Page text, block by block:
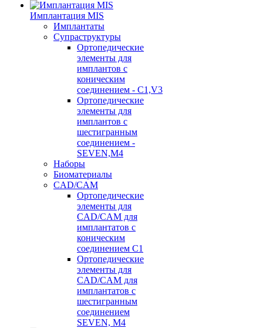
Имплантация MIS
Имплантаты
Супраструктуры
Ортопедические
элементы для
имплантов с
коническим
соединением - C1,V3
Ортопедические
элементы для
имплантов с
шестигранным
соединением -
SEVEN,M4
Наборы
Биоматериалы
CAD/CAM
Ортопедические
элементы для
CAD/CAM для
имплантатов с
коническим
соединением С1
Ортопедические
элементы для
CAD/CAM для
имплантатов с
шестигранным
соединением
SEVEN, М4